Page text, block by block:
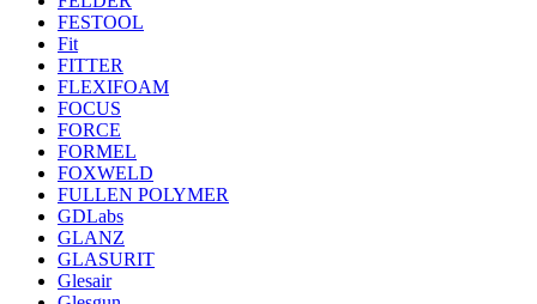
FESTOOL
Fit
FITTER
FLEXIFOAM
FOCUS
FORCE
FORMEL
FOXWELD
FULLEN POLYMER
GDLabs
GLANZ
GLASURIT
Glesair